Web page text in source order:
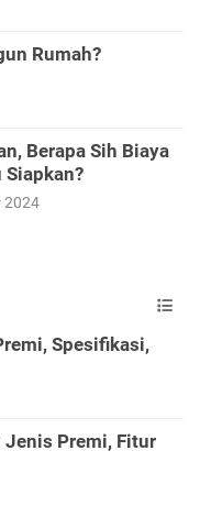
Rumah?
Berapa Sih Biaya
Siapkan?
2024
Spesifikasi,
Premi, Fitur